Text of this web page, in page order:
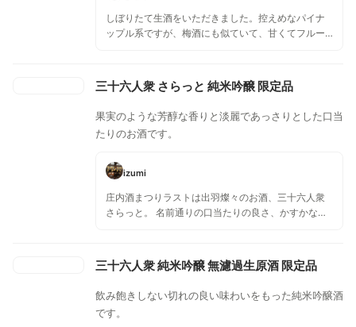
しぼりたて生酒をいただきました。控えめなパイナ
ップル系ですが、梅酒にも似ていて、甘くてフルー
アルコールの辛味が残り、雑味がないので、しつこ
さは全くありません。
三十六人衆 さらっと 純米吟醸 限定品
果実のような芳醇な香りと淡麗であっさりとした口当
たりのお酒です。
izumi
庄内酒まつりラストは出羽燦々のお酒、三十六人衆
さらっと。 名前通りの口当たりの良さ、かすかな酸
三十六人衆 純米吟醸 無濾過生原酒 限定品
飲み飽きしない切れの良い味わいをもった純米吟醸酒
です。